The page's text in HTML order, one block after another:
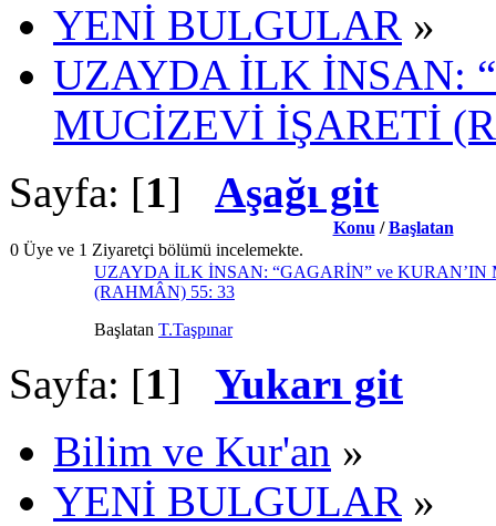
YENİ BULGULAR »
UZAYDA İLK İNSAN:
MUCİZEVİ İŞARETİ
Sayfa: [1] Aşağı git
Konu /Başlatan
0 Üye ve 1 Ziyaretçi bölümü incelemekte.
UZAYDA İLK İNSAN: “GAGARİN” ve KURAN’IN
(RAHMÂN) 55: 33
Başlatan T.Taşpınar
Sayfa: [1] Yukarı git
Bilim ve Kur'an »
YENİ BULGULAR »